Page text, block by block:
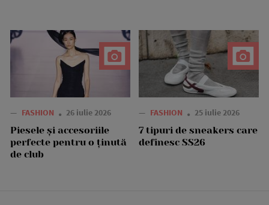
— FASHION 26 iulie 2026
Piesele și accesoriile
perfecte pentru o ținută
de club
— FASHION 25 iulie 2026
7 tipuri de sneakers care
definesc SS26